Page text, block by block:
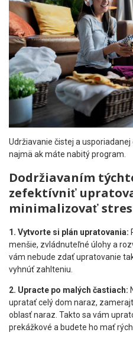
Udržiavanie čistej a
najmä ak máte nabitý program.
Dodržiavaním
zefektívniť
minimalizovať
1. Vytvorte si plán upratovania:
menšie, zvládnuteľné úlohy a
vám nebude zdať upratovanie
vyhnúť zahlteniu.
2. Upracte po malých častiach:
upratať celý dom naraz,
oblasť naraz. Takto sa vám
prekážkové a budete ho mať